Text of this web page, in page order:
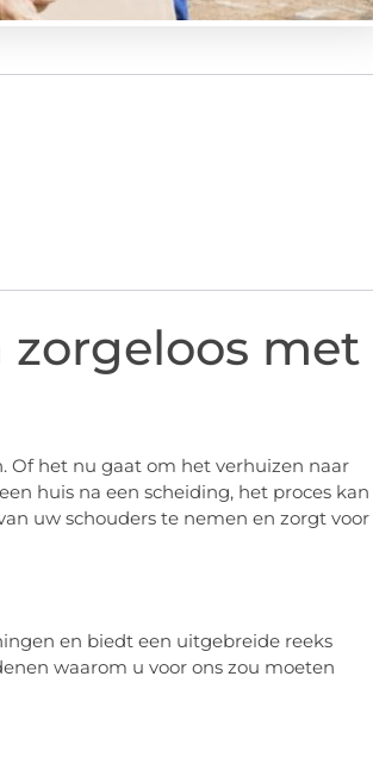
met
Of het nu gaat om het verhuizen naar
huis na een scheiding, het proces kan
uw schouders te nemen en zorgt voor
en biedt een uitgebreide reeks
waarom u voor ons zou moeten